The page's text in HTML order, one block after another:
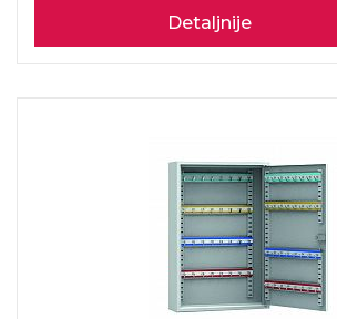
Detaljnije